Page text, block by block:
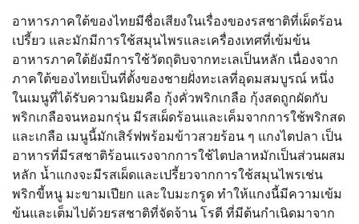
อาหารภาคใต้ของไทยมีชื่อเสียงในเรื่องของรสชาติที่เผ็ดร้อน
เปรี้ยว และมักมีการใช้สมุนไพรและเครื่องเทศที่เข้มข้น
อาหารภาคใต้ยังมีการใช้วัตถุดิบจากทะเลเป็นหลัก เนื่องจาก
ภาคใต้ของไทยเป็นที่ตั้งของชายฝั่งทะเลที่อุดมสมบูรณ์ หนึ่ง
ในเมนูที่ได้รับความนิยมคือ กุ้งคั่วพริกเกลือ กุ้งสดถูกผัดกับ
พริกเกลือจนหอมกรุ่น มีรสเผ็ดร้อนและเค็มจากการใช้พริกสด
และเกลือ เมนูนี้มักเสิร์ฟพร้อมข้าวสวยร้อน ๆ แกงไตปลา เป็น
อาหารที่มีรสชาติร้อนแรงจากการใช้ไตปลาหมักเป็นส่วนผสม
หลัก น้ำแกงจะมีรสเผ็ดและเปรี้ยวจากการใช้สมุนไพรเช่น
พริกขี้หนู มะขามเปียก และใบมะกรูด ทำให้แกงนี้มีความเข้ม
ข้นและเต็มไปด้วยรสชาติที่จัดจ้าน โรตี ที่มีต้นกำเนิดมาจาก